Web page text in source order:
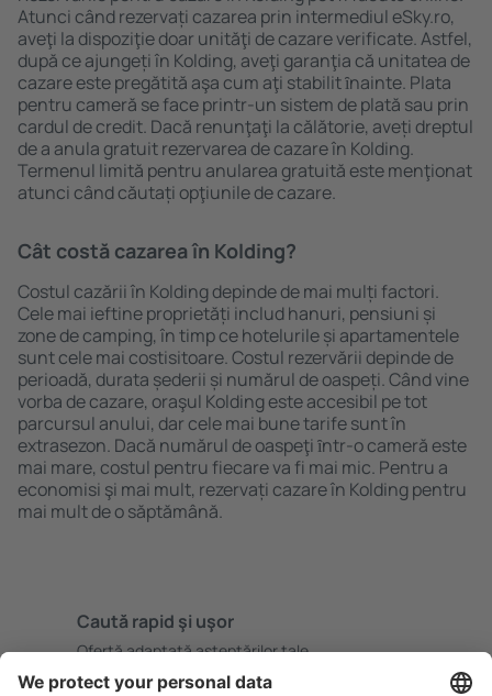
Atunci când rezervați cazarea prin intermediul eSky.ro,
aveţi la dispoziţie doar unităţi de cazare verificate. Astfel,
după ce ajungeți în Kolding, aveţi garanţia că unitatea de
cazare este pregătită aşa cum aţi stabilit ȋnainte. Plata
pentru cameră se face printr-un sistem de plată sau prin
cardul de credit. Dacă renunţaţi la călătorie, aveți dreptul
de a anula gratuit rezervarea de cazare în Kolding.
Termenul limită pentru anularea gratuită este menţionat
atunci când căutați opţiunile de cazare.
Cât costă cazarea în Kolding?
Costul cazării în Kolding depinde de mai mulți factori.
Cele mai ieftine proprietăți includ hanuri, pensiuni și
zone de camping, în timp ce hotelurile și apartamentele
sunt cele mai costisitoare. Costul rezervării depinde de
perioadă, durata șederii și numărul de oaspeți. Când vine
vorba de cazare, oraşul Kolding este accesibil pe tot
parcursul anului, dar cele mai bune tarife sunt în
extrasezon. Dacă numărul de oaspeţi ȋntr-o cameră este
mai mare, costul pentru fiecare va fi mai mic. Pentru a
economisi şi mai mult, rezervați cazare în Kolding pentru
mai mult de o săptămână.
Caută rapid şi uşor
Ofertă adaptată aşteptărilor tale.